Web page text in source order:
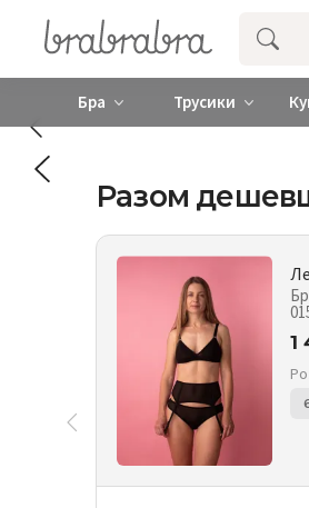
Купити
Бра Трусики
Разом
1